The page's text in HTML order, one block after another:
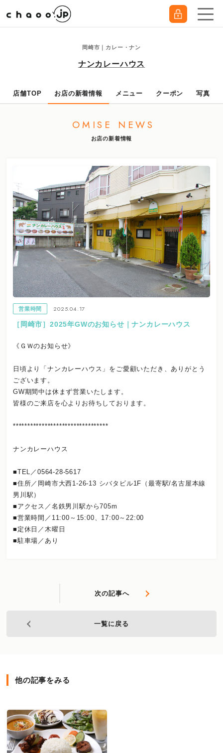
岡崎市｜カレー・ナン
ナンカレーハウス
店舗TOP お店の新着情報 メニュー クーポン 写真
OMISE NEWS
お店の新着情報
営業時間
2025.04.17
［岡崎市］2025年GWのお知らせ｜ナンカレーハウス
《ＧＷのお知らせ》
日頃より「ナンカレーハウス」をご愛顧いただき、ありがとう
ございます。
GW期間中は休まず営業いたします。
皆様のご来店を心よりお待ちしております。
*********************************
ナンカレーハウス
■TEL／0564-28-5617
■住所／岡崎市大西1-26-13 シバタビル1F（最寄駅/名古屋本線
男川駅）
■アクセス／名鉄男川駅から705m
■営業時間／11:00～15:00、17:00～22:00
■定休日／木曜日
■駐車場／あり
次の記事へ
一覧に戻る
他の記事をみる